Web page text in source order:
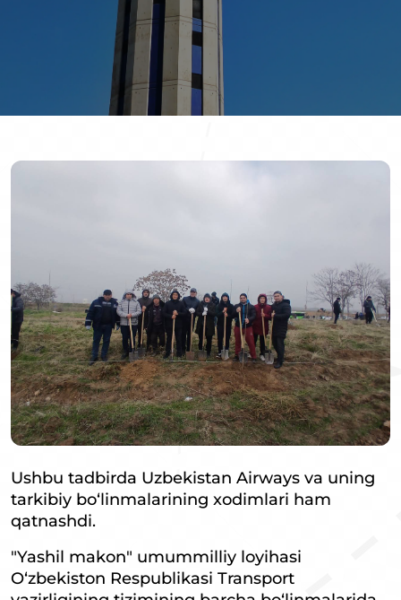
Ushbu tadbirda Uzbekistan Airways va uning
tarkibiy bo‘linmalarining xodimlari ham
qatnashdi.
"Yashil makon" umummilliy loyihasi
O‘zbekiston Respublikasi Transport